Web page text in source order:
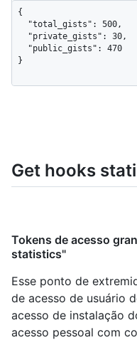
{
}
Get hooks
Tokens de acesso
statistics"
Esse ponto de
de acesso de usuário
acesso de instalação
acesso pessoal com